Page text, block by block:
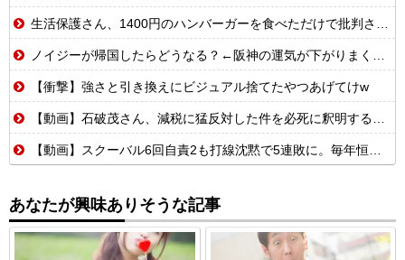
生活保護さん、1400円のハンバーガーを食べただけで批判される
ノイジーが帰国したらどうなる？←阪神の運気が下がりまくるやろな
【衝撃】強さと引き換えにビジュアル捨てたやつあげてけw
【動画】石破茂さん、減税に猛反対した件を必死に釈明するも更に大炎上wwwww
【動画】スクーバル6回自責2も打線沈黙で5連敗に。毎年恒例の苦しい時期に入るドジャースファン
あなたが興味ありそうな記事